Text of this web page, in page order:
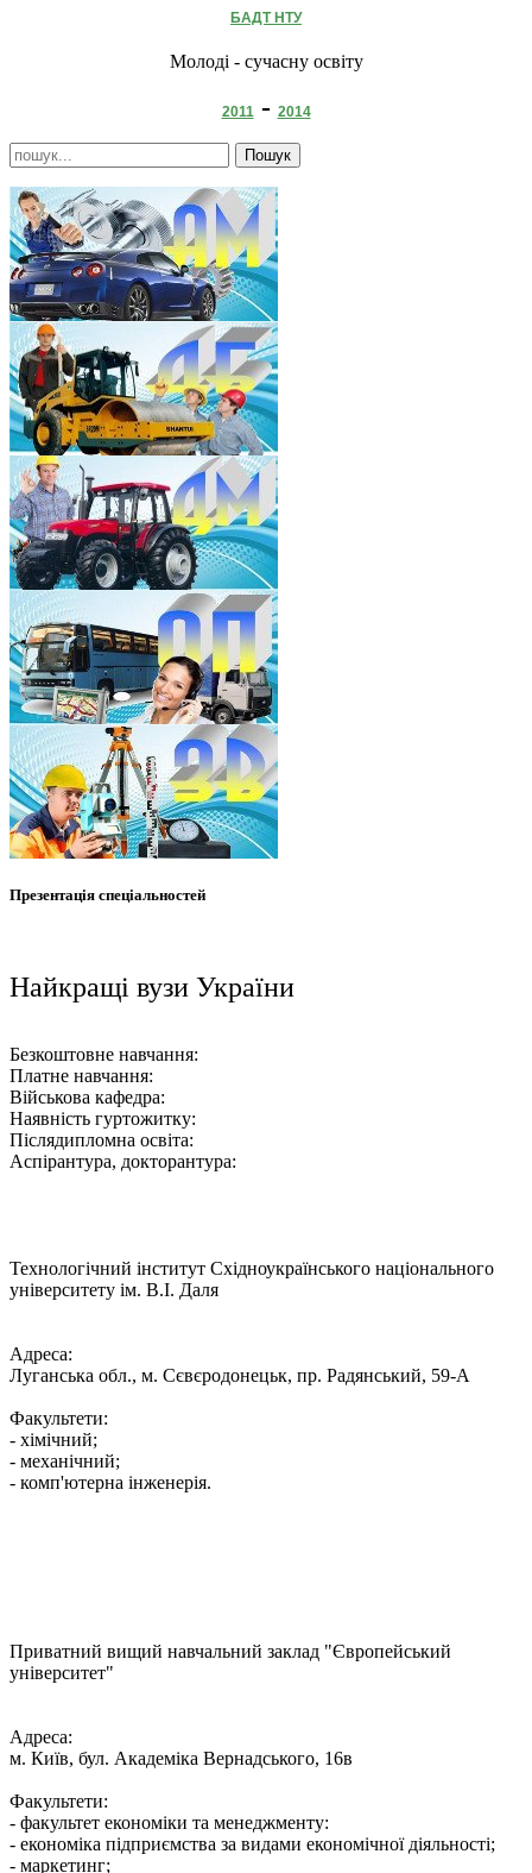
БАДТ НТУ
Молоді - сучасну освіту
2011- 2014
Презентація спеціальностей
Найкращі вузи України
Безкоштовне навчання:
Платне навчання:
Військова кафедра:
Наявність гуртожитку:
Післядипломна освіта:
Аспірантура, докторантура:
Технологічний інститут Східноукраїнського національного
університету ім. В.І. Даля
Адреса:
Луганська обл., м. Сєвєродонецьк, пр. Радянський, 59-А
Факультети:
- хімічний;
- механічний;
- комп'ютерна інженерія.
Приватний вищий навчальний заклад "Європейський
університет"
Адреса:
м. Київ, бул. Академіка Вернадського, 16в
Факультети:
- факультет економіки та менеджменту:
- економіка підприємства за видами економічної діяльності;
- маркетинг;